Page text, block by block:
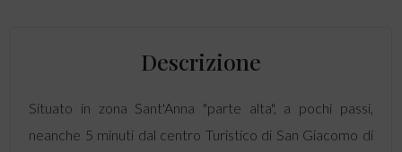
Descrizione
Situato in zona Sant'Anna "parte alta", a pochi passi,
neanche 5 minuti dal centro Turistico di San Giacomo di